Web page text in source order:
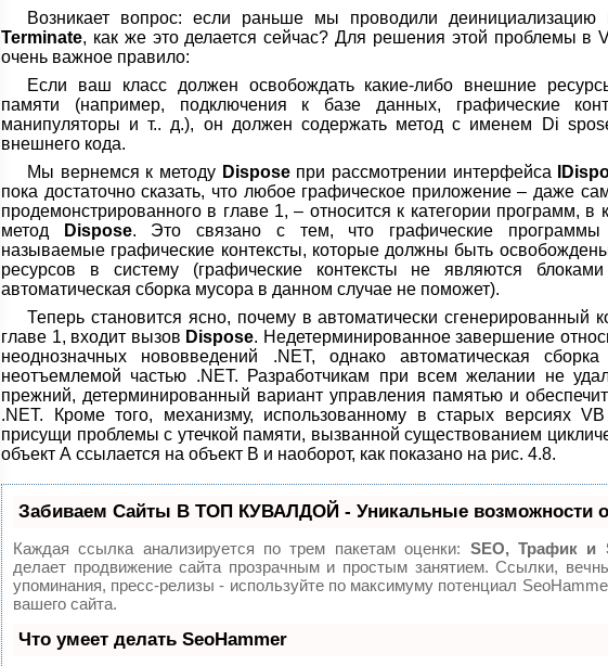
Возникает вопрос: если раньше мы проводили деинициализацию
Terminate, как же это делается сейчас? Для решения этой проблемы в
очень важное правило:
Если ваш класс должен освобождать какие-либо внешние
памяти (например, подключения к базе данных, графические
манипуляторы и т.. д.), он должен содержать метод с именем Di
внешнего кода.
Мы вернемся к методу Disposeпри рассмотрении интерфейса
пока достаточно сказать, что любое графическое приложение – даже
продемонстрированного в главе 1, – относится к категории программ, в
метод
Dispose. Это связано с тем, что графические программы
называемые графические контексты, которые должны быть
ресурсов в систему (графические контексты не являются
автоматическая сборка мусора в данном случае не поможет).
Теперь становится ясно, почему в автоматически сгенерированный
главе 1, входит вызов Dispose. Недетерминированное завершение
неоднозначных нововведений .NET, однако автоматическая
неотъемлемой частью .NET. Разработчикам при всем желании не
прежний, детерминированный вариант управления памятью и
.NET. Кроме того, механизму, использованному в старых версиях VB
присущи проблемы с утечкой памяти, вызванной существованием
объект А ссылается на объект В и наоборот, как показано на рис. 4.8.
Забиваем Сайты В ТОП КУВАЛДОЙ - Уникальные возможности
Каждая ссылка анализируется по трем пакетам оценки: SEO, Трафик и
делает продвижение сайта прозрачным и простым занятием. Ссылки,
упоминания, пресс-релизы - используйте по максимуму потенциал
вашего сайта.
Что умеет делать SeoHammer